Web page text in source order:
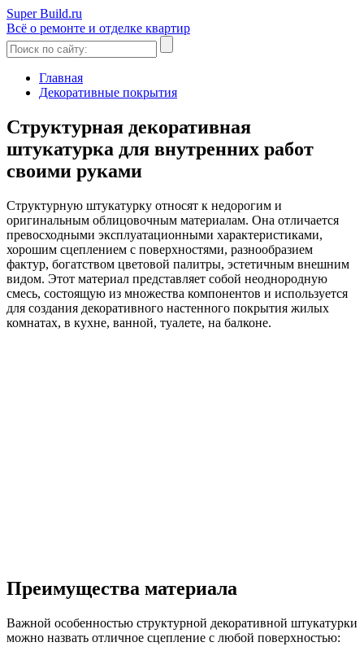
Super Build.ru
Всё о ремонте и отделке квартир
Главная
Декоративные покрытия
Структурная декоративная
штукатурка для внутренних работ
своими руками
Структурную штукатурку относят к недорогим и
оригинальным облицовочным материалам. Она отличается
превосходными эксплуатационными характеристиками,
хорошим сцеплением с поверхностями, разнообразием
фактур, богатством цветовой палитры, эстетичным внешним
видом. Этот материал представляет собой неоднородную
смесь, состоящую из множества компонентов и используется
для создания декоративного настенного покрытия жилых
комнатах, в кухне, ванной, туалете, на балконе.
Преимущества материала
Важной особенностью структурной декоративной штукатурки
можно назвать отличное сцепление с любой поверхностью: